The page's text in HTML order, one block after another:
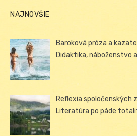
NAJNOVŠIE
Baroková próza a
Didaktika, náboženstvo
Reflexia spoločenských
Literatúra po páde